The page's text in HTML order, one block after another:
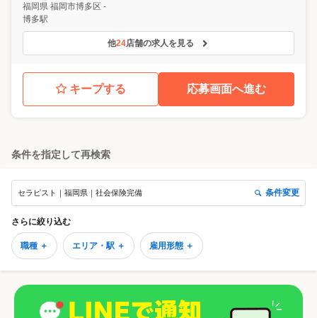
福岡県 福岡市博多区 -
博多駅
他24店舗の求人を見る
キープする 応募画面へ進む
条件を指定して再検索
セラピスト｜福岡県｜社会保険完備 条件変更
さらに絞り込む
職種 ＋ エリア・駅 ＋ 雇用形態 ＋